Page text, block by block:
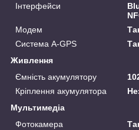
Інтерфейси
Модем
Система A-GPS
Живлення
Ємність акумулятору
Кріплення акумулятора
Мультимедіа
Фотокамера